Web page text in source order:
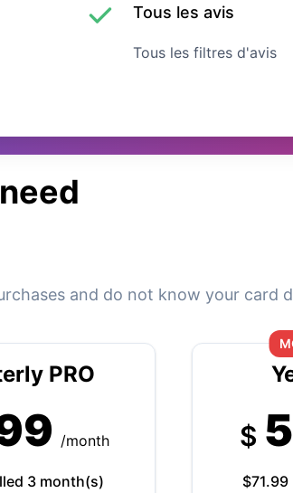
Tous les avis
Tous les filtres d'avis
and do not know your card
PRO
/month
3 month(s)
$